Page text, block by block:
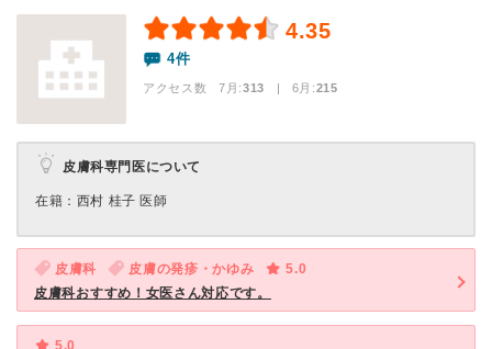
4.35
4件
アクセス数 7月:313 | 6月:215
皮膚科専門医について
在籍：西村 桂子 医師
皮膚科 皮膚の発疹・かゆみ
5.0
皮膚科おすすめ！女医さん対応です。
5.0